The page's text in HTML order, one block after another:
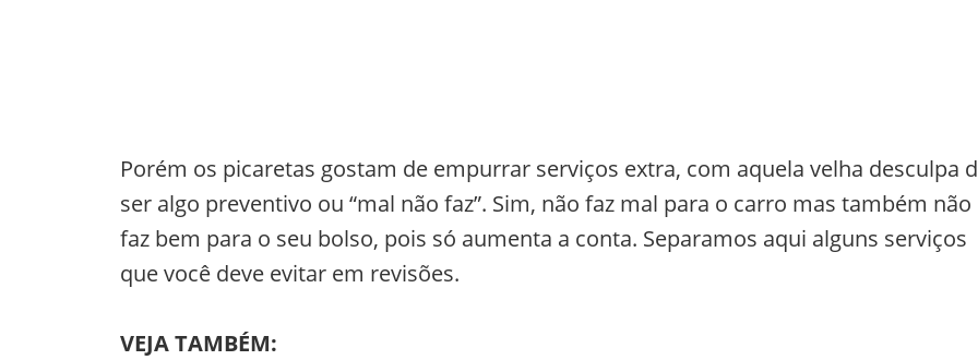
Porém os picaretas gostam de empurrar serviços extra, com aquela velha desculpa
ser algo preventivo ou “mal não faz”. Sim, não faz mal para o carro mas também não
faz bem para o seu bolso, pois só aumenta a conta. Separamos aqui alguns serviços
que você deve evitar em revisões.
VEJA TAMBÉM: